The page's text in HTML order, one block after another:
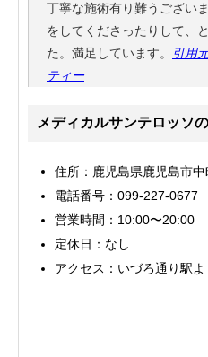
丁寧な施術有り難うござい
をしてくださったりして、
た。満足しています。
引用
ティー
メディカルサンテロッソ
住所：鹿児島県鹿児島市
電話番号：099-227-0677
営業時間：10:00〜20:00
定休日：なし
アクセス：いづろ通り駅